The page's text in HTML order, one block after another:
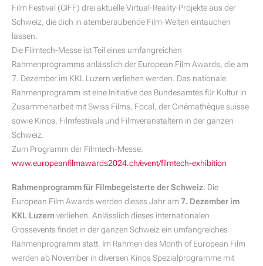
Film Festival (GIFF) drei aktuelle Virtual-Reality-Projekte aus der
Schweiz, die dich in atemberaubende Film-Welten eintauchen
lassen.
Die Filmtech-Messe ist Teil eines umfangreichen
Rahmenprogramms anlässlich der European Film Awards, die am
7. Dezember im KKL Luzern verliehen werden. Das nationale
Rahmenprogramm ist eine Initiative des Bundesamtes für Kultur in
Zusammenarbeit mit Swiss Films, Focal, der Cinémathèque suisse
sowie Kinos, Filmfestivals und Filmveranstaltern in der ganzen
Schweiz.
Zum Programm der Filmtech-Messe:
www.europeanfilmawards2024.ch/event/filmtech-exhibition
Rahmenprogramm für Filmbegeisterte der Schweiz: Die
European Film Awards werden dieses Jahr am 7. Dezember im
KKL Luzernverliehen. Anlässlich dieses internationalen
Grossevents findet in der ganzen Schweiz ein umfangreiches
Rahmenprogramm statt. Im Rahmen des Month of European Film
werden ab November in diversen Kinos Spezialprogramme mit